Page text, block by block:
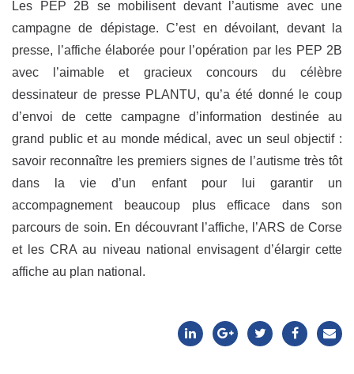
Les PEP 2B se mobilisent devant l’autisme avec une
campagne de dépistage. C’est en dévoilant, devant la
presse, l’affiche élaborée pour l’opération par les PEP 2B
avec l’aimable et gracieux concours du célèbre
dessinateur de presse PLANTU, qu’a été donné le coup
d’envoi de cette campagne d’information destinée au
grand public et au monde médical, avec un seul objectif :
savoir reconnaître les premiers signes de l’autisme très tôt
dans la vie d’un enfant pour lui garantir un
accompagnement beaucoup plus efficace dans son
parcours de soin. En découvrant l’affiche, l’ARS de Corse
et les CRA au niveau national envisagent d’élargir cette
affiche au plan national.